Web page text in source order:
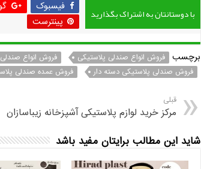
با دوستانتان به اشتراک بگذارید فیسبوک
پینترست
برچسب فروش انواع صندلی پلاستیکی فروش انواع
فروش صندلی پلاستیکی دسته دار
فروش عمده صندلی
قبلی
مرکز خرید لوازم پلاستیکی آشپزخانه زیباسازان
شاید این مطالب برایتان مفید باشد